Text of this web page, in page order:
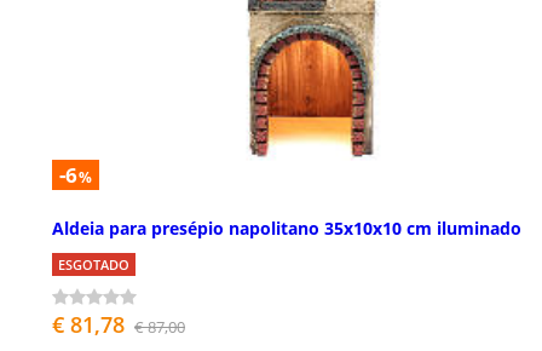
-6%
Aldeia para presépio napolitano 35x10x10 cm iluminado
ESGOTADO
€ 81,78 € 87,00